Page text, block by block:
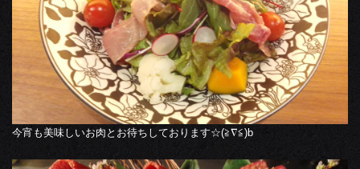
今宵も美味しいお肉とお待ちしております☆(≧∇≦)b